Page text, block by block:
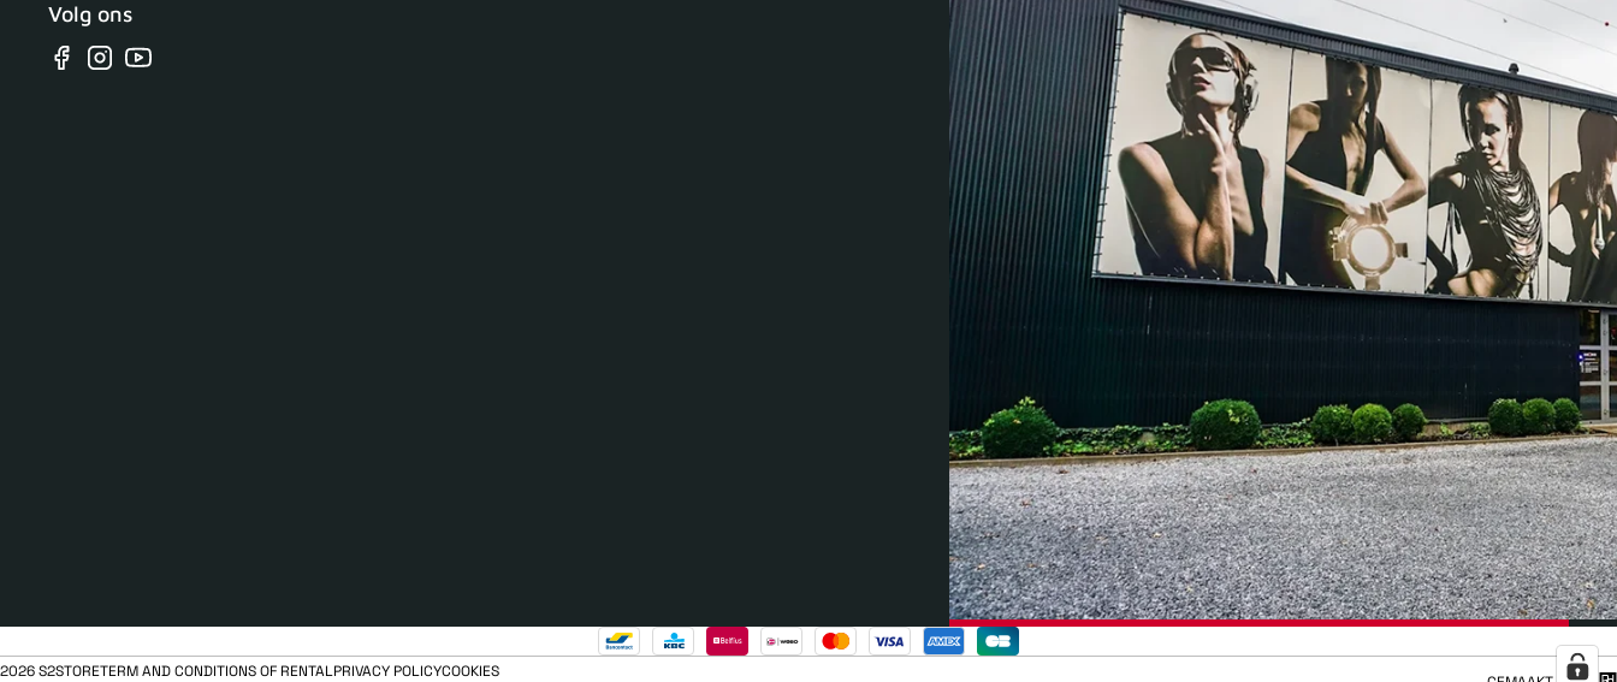
Volg ons
Facebook
Instagram
YouTube
2026 S2STORETERM AND CONDITIONS OF RENTALPRIVACY POLICYCOOKIES